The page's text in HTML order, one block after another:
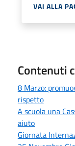
VAI ALLA
Contenuti
8 Marzo:
rispetto
A scuola una
aiuto
Giornata